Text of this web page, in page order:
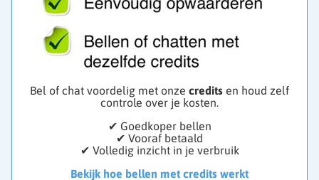
Bel of chat voordelig met onze credits en houd zelf
controle over je kosten.
✔ Goedkoper bellen
✔ Vooraf betaald
✔ Volledig inzicht in je verbruik
Bekijk hoe bellen met credits werkt